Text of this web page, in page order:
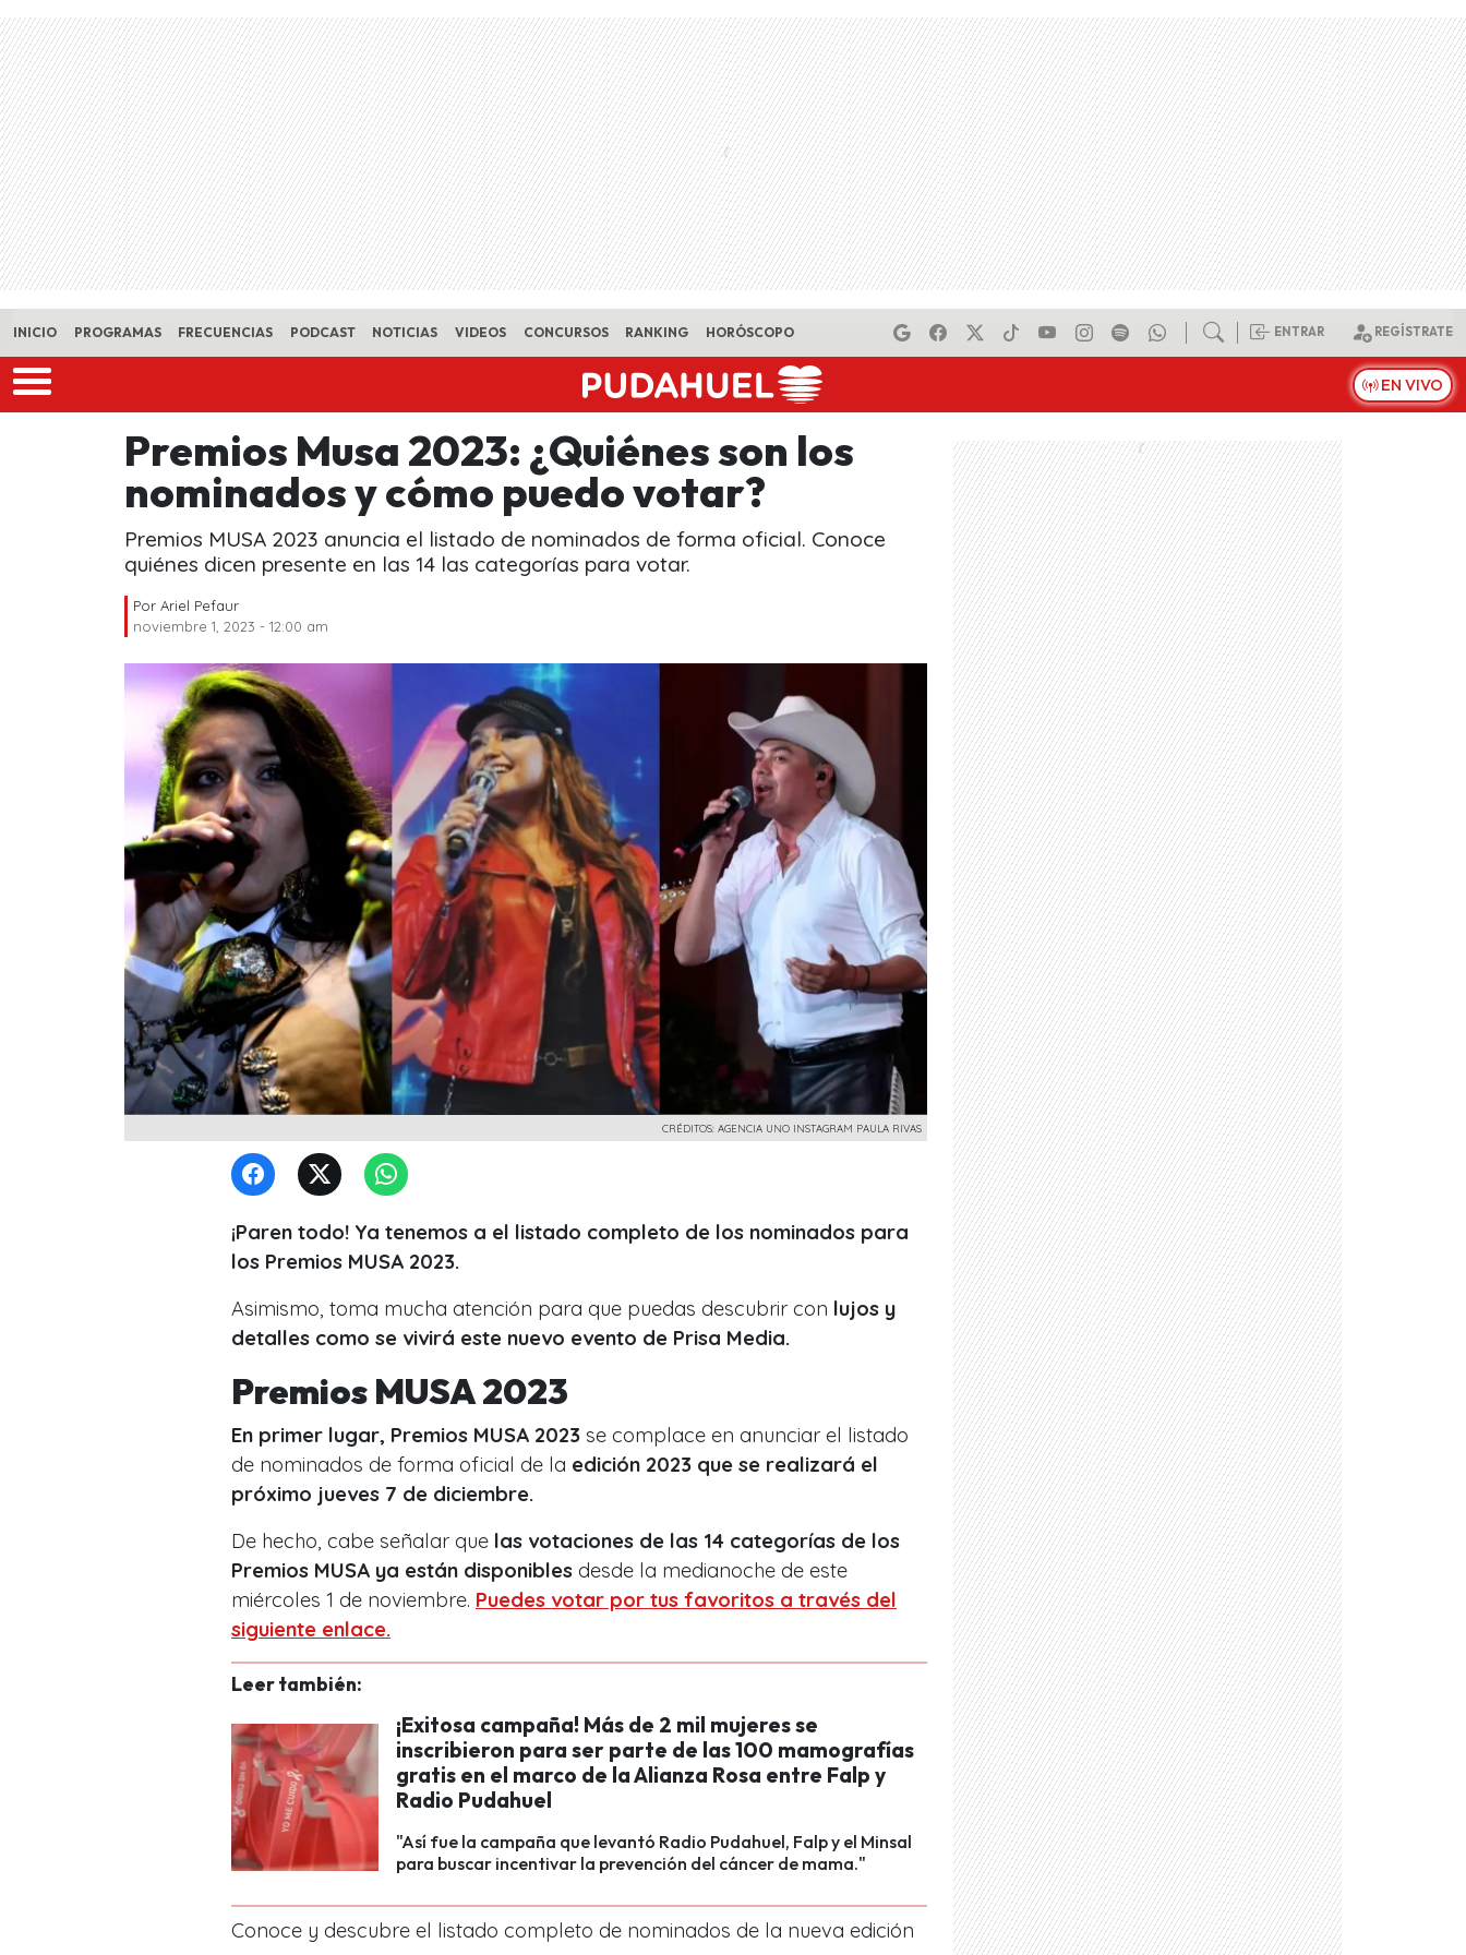
Skip to main content
INICIO PROGRAMAS FRECUENCIAS PODCAST NOTICIAS VIDEOS CONCURSOS RANKING HORÓSCOPO ENTRAR REGÍSTRATE
EN VIVO
Premios Musa 2023: ¿Quiénes son los
nominados y cómo puedo votar?
Premios MUSA 2023 anuncia el listado de nominados de forma oficial. Conoce
quiénes dicen presente en las 14 las categorías para votar.
Por Ariel Pefaur
noviembre 1, 2023 - 12:00 am
CRÉDITOS: AGENCIA UNO INSTAGRAM PAULA RIVAS
¡Paren todo! Ya tenemos a el listado completo de los nominados para
los Premios MUSA 2023.
Asimismo, toma mucha atención para que puedas descubrir con lujos y
detalles como se vivirá este nuevo evento de Prisa Media.
Premios MUSA 2023
En primer lugar, Premios MUSA 2023 se complace en anunciar el listado
de nominados de forma oficial de la edición 2023 que se realizará el
próximo jueves 7 de diciembre.
De hecho, cabe señalar que las votaciones de las 14 categorías de los
Premios MUSA ya están disponibles desde la medianoche de este
miércoles 1 de noviembre. Puedes votar por tus favoritos a través del
siguiente enlace.
Leer también:
¡Exitosa campaña! Más de 2 mil mujeres se
inscribieron para ser parte de las 100 mamografías
gratis en el marco de la Alianza Rosa entre Falp y
Radio Pudahuel
"Así fue la campaña que levantó Radio Pudahuel, Falp y el Minsal
para buscar incentivar la prevención del cáncer de mama."
Conoce y descubre el listado completo de nominados de la nueva edición